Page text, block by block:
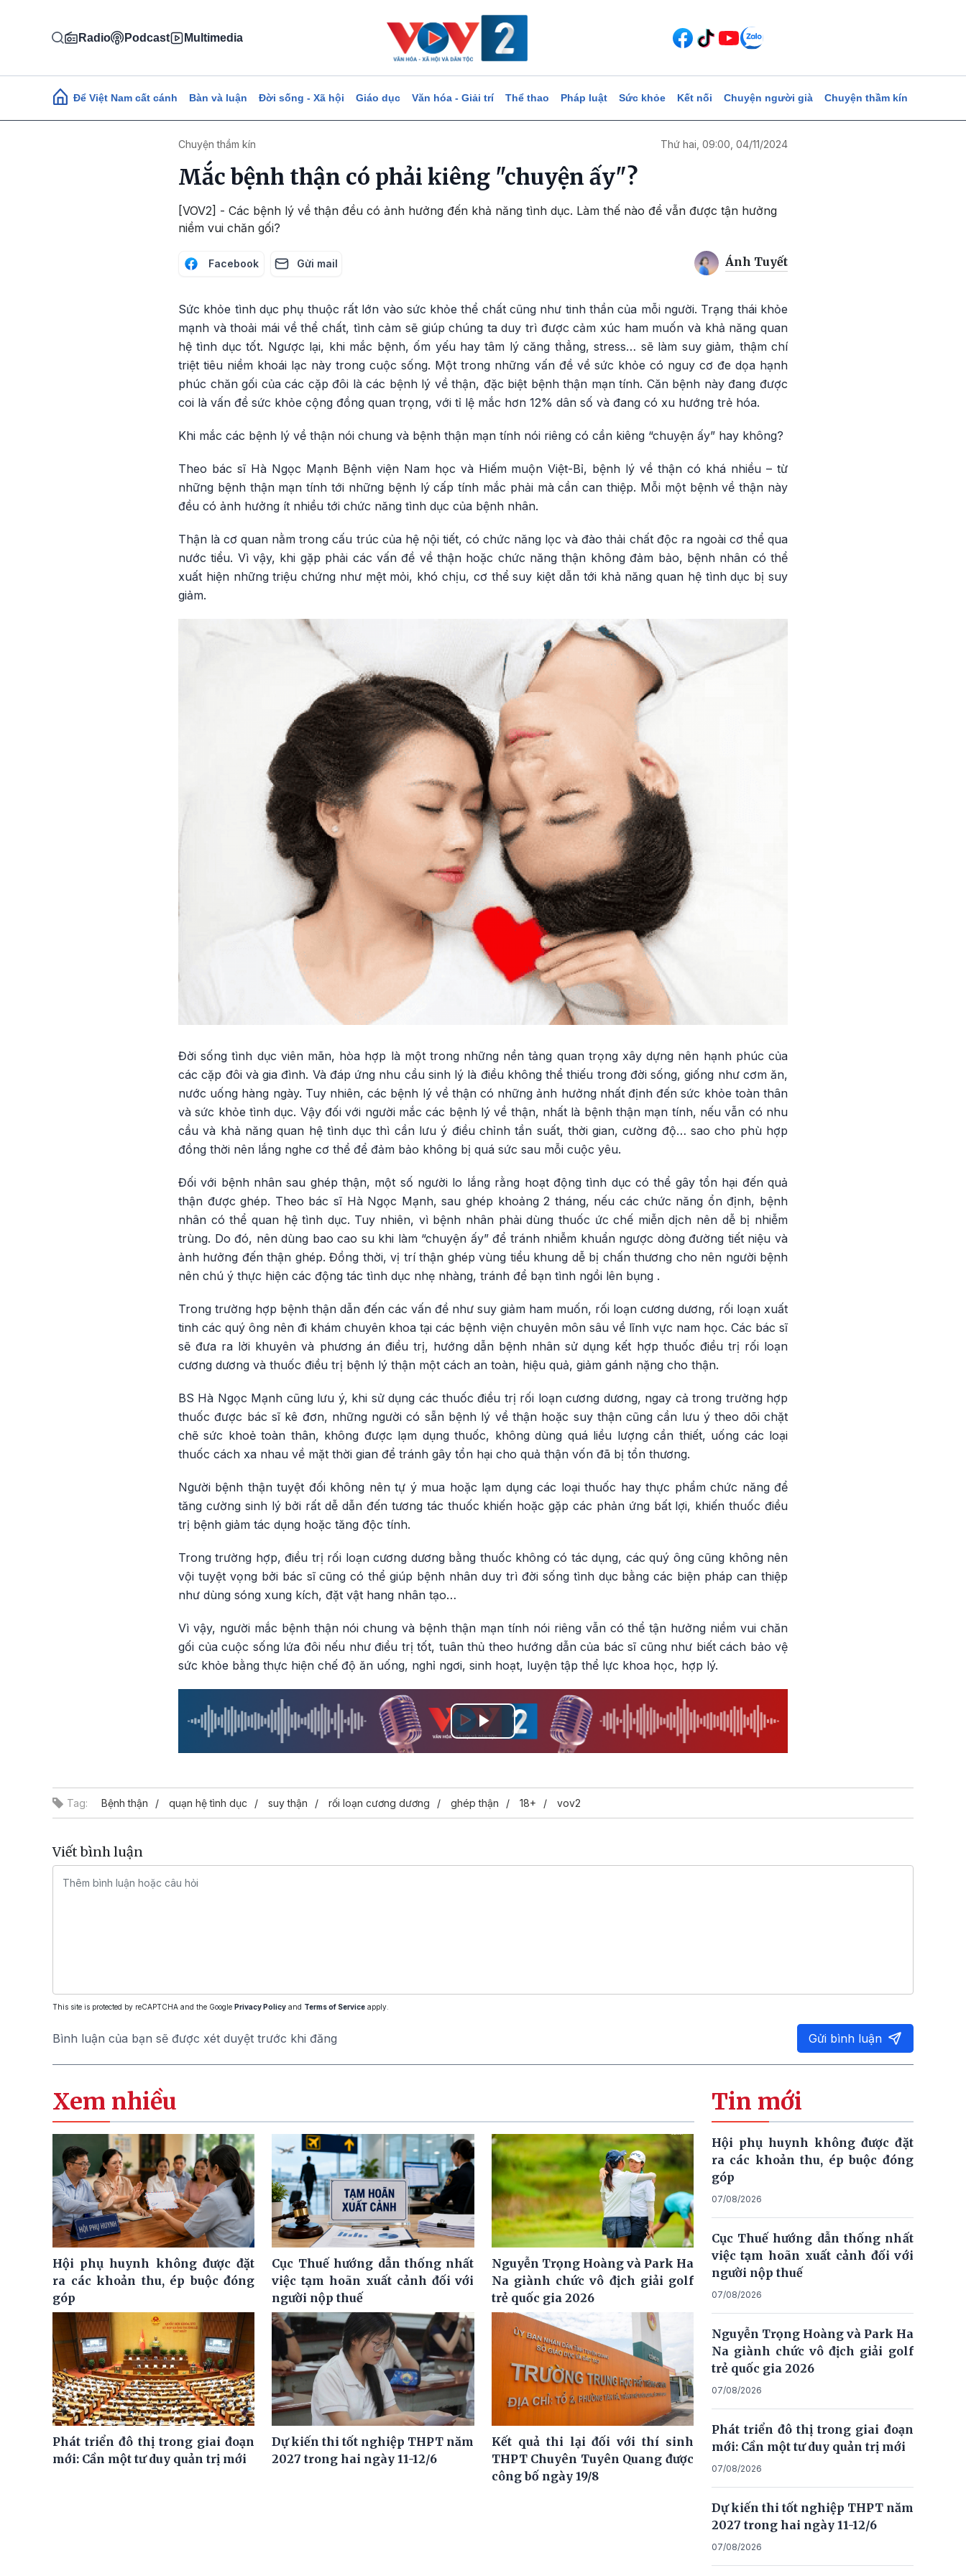
Radio Podcast Multimedia
Main navigation
Để Việt Nam cất cánh Bàn và luận Đời sống - Xã hội Giáo dục Văn hóa - Giải trí Thể thao Pháp luật Sức khỏe Kết nối Chuyện người già Chuyện thầm kín
Chuyện thầm kín Thứ hai, 09:00, 04/11/2024
Mắc bệnh thận có phải kiêng "chuyện ấy"?
[VOV2] - Các bệnh lý về thận đều có ảnh hưởng đến khả năng tình dục. Làm thế nào để vẫn được tận hưởng
niềm vui chăn gối?
Facebook Gửi mail Ánh Tuyết
Sức khỏe tình dục phụ thuộc rất lớn vào sức khỏe thể chất cũng như tinh thần của mỗi người. Trạng thái khỏe
mạnh và thoải mái về thể chất, tình cảm sẽ giúp chúng ta duy trì được cảm xúc ham muốn và khả năng quan
hệ tình dục tốt. Ngược lại, khi mắc bệnh, ốm yếu hay tâm lý căng thẳng, stress… sẽ làm suy giảm, thậm chí
triệt tiêu niềm khoái lạc này trong cuộc sống. Một trong những vấn đề về sức khỏe có nguy cơ đe dọa hạnh
phúc chăn gối của các cặp đôi là các bệnh lý về thận, đặc biệt bệnh thận mạn tính. Căn bệnh này đang được
coi là vấn đề sức khỏe cộng đồng quan trọng, với tỉ lệ mắc hơn 12% dân số và đang có xu hướng trẻ hóa.
Khi mắc các bệnh lý về thận nói chung và bệnh thận mạn tính nói riêng có cần kiêng “chuyện ấy” hay không?
Theo bác sĩ Hà Ngọc Mạnh Bệnh viện Nam học và Hiếm muộn Việt-Bỉ, bệnh lý về thận có khá nhiều – từ
những bệnh thận mạn tính tới những bệnh lý cấp tính mắc phải mà cần can thiệp. Mỗi một bệnh về thận này
đều có ảnh hưởng ít nhiều tới chức năng tình dục của bệnh nhân.
Thận là cơ quan nằm trong cấu trúc của hệ nội tiết, có chức năng lọc và đào thải chất độc ra ngoài cơ thể qua
nước tiểu. Vì vậy, khi gặp phải các vấn đề về thận hoặc chức năng thận không đảm bảo, bệnh nhân có thể
xuất hiện những triệu chứng như mệt mỏi, khó chịu, cơ thể suy kiệt dẫn tới khả năng quan hệ tình dục bị suy
giảm.
Đời sống tình dục viên mãn, hòa hợp là một trong những nền tảng quan trọng xây dựng nên hạnh phúc của
các cặp đôi và gia đình. Và đáp ứng nhu cầu sinh lý là điều không thể thiếu trong đời sống, giống như cơm ăn,
nước uống hàng ngày. Tuy nhiên, các bệnh lý về thận có những ảnh hưởng nhất định đến sức khỏe toàn thân
và sức khỏe tình dục. Vậy đối với người mắc các bệnh lý về thận, nhất là bệnh thận mạn tính, nếu vẫn có nhu
cầu và khả năng quan hệ tình dục thì cần lưu ý điều chỉnh tần suất, thời gian, cường độ… sao cho phù hợp
đồng thời nên lắng nghe cơ thể để đảm bảo không bị quá sức sau mỗi cuộc yêu.
Đối với bệnh nhân sau ghép thận, một số người lo lắng rằng hoạt động tình dục có thể gây tổn hại đến quả
thận được ghép. Theo bác sĩ Hà Ngọc Mạnh, sau ghép khoảng 2 tháng, nếu các chức năng ổn định, bệnh
nhân có thể quan hệ tình dục. Tuy nhiên, vì bệnh nhân phải dùng thuốc ức chế miễn dịch nên dễ bị nhiễm
trùng. Do đó, nên dùng bao cao su khi làm “chuyện ấy” để tránh nhiễm khuẩn ngược dòng đường tiết niệu và
ảnh hưởng đến thận ghép. Đồng thời, vị trí thận ghép vùng tiểu khung dễ bị chấn thương cho nên người bệnh
nên chú ý thực hiện các động tác tình dục nhẹ nhàng, tránh để bạn tình ngồi lên bụng .
Trong trường hợp bệnh thận dẫn đến các vấn đề như suy giảm ham muốn, rối loạn cương dương, rối loạn xuất
tinh các quý ông nên đi khám chuyên khoa tại các bệnh viện chuyên môn sâu về lĩnh vực nam học. Các bác sĩ
sẽ đưa ra lời khuyên và phương án điều trị, hướng dẫn bệnh nhân sử dụng kết hợp thuốc điều trị rối loạn
cương dương và thuốc điều trị bệnh lý thận một cách an toàn, hiệu quả, giảm gánh nặng cho thận.
BS Hà Ngọc Mạnh cũng lưu ý, khi sử dụng các thuốc điều trị rối loạn cương dương, ngay cả trong trường hợp
thuốc được bác sĩ kê đơn, những người có sẵn bệnh lý về thận hoặc suy thận cũng cần lưu ý theo dõi chặt
chẽ sức khoẻ toàn thân, không được lạm dụng thuốc, không dùng quá liều lượng cần thiết, uống các loại
thuốc cách xa nhau về mặt thời gian để tránh gây tổn hại cho quả thận vốn đã bị tổn thương.
Người bệnh thận tuyệt đối không nên tự ý mua hoặc lạm dụng các loại thuốc hay thực phẩm chức năng để
tăng cường sinh lý bởi rất dễ dẫn đến tương tác thuốc khiến hoặc gặp các phản ứng bất lợi, khiến thuốc điều
trị bệnh giảm tác dụng hoặc tăng độc tính.
Trong trường hợp, điều trị rối loạn cương dương bằng thuốc không có tác dụng, các quý ông cũng không nên
vội tuyệt vọng bởi bác sĩ cũng có thể giúp bệnh nhân duy trì đời sống tình dục bằng các biện pháp can thiệp
như dùng sóng xung kích, đặt vật hang nhân tạo…
Vì vậy, người mắc bệnh thận nói chung và bệnh thận mạn tính nói riêng vẫn có thể tận hưởng niềm vui chăn
gối của cuộc sống lứa đôi nếu như điều trị tốt, tuân thủ theo hướng dẫn của bác sĩ cũng như biết cách bảo vệ
sức khỏe bằng thực hiện chế độ ăn uống, nghỉ ngơi, sinh hoạt, luyện tập thể lực khoa học, hợp lý.
Play
Tag: Bệnh thận quạn hệ tình dục suy thận rối loạn cương dương ghép thận 18+ vov2
Viết bình luận
This site is protected by reCAPTCHA and the Google Privacy Policy and Terms of Service apply.
Bình luận của bạn sẽ được xét duyệt trước khi đăng Gửi bình luận
Xem nhiều
Hội phụ huynh không được đặt
ra các khoản thu, ép buộc đóng
góp
Cục Thuế hướng dẫn thống nhất
việc tạm hoãn xuất cảnh đối với
người nộp thuế
Nguyễn Trọng Hoàng và Park Ha
Na giành chức vô địch giải golf
trẻ quốc gia 2026
Phát triển đô thị trong giai đoạn
mới: Cần một tư duy quản trị mới
Dự kiến thi tốt nghiệp THPT năm
2027 trong hai ngày 11-12/6
Kết quả thi lại đối với thí sinh
THPT Chuyên Tuyên Quang được
công bố ngày 19/8
Tin mới
Hội phụ huynh không được đặt
ra các khoản thu, ép buộc đóng
góp
07/08/2026
Cục Thuế hướng dẫn thống nhất
việc tạm hoãn xuất cảnh đối với
người nộp thuế
07/08/2026
Nguyễn Trọng Hoàng và Park Ha
Na giành chức vô địch giải golf
trẻ quốc gia 2026
07/08/2026
Phát triển đô thị trong giai đoạn
mới: Cần một tư duy quản trị mới
07/08/2026
Dự kiến thi tốt nghiệp THPT năm
2027 trong hai ngày 11-12/6
07/08/2026